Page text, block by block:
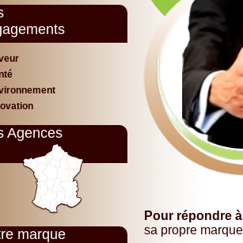
Agences
marque
Pour répondre
sa propre